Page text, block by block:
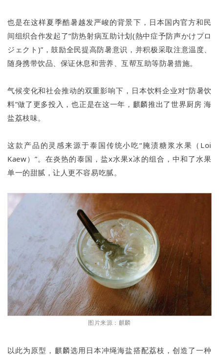
也是在这样夏季酷暑越发严峻的背景下，日本国内官方和民
间组织合作发起了“防热射病互助计划(熱中症予防声かけプロ
ジェクト)”，鼓励全民提高防暑意识，并积极采取注意温度、
随身携带饮品、保证休息和营养、互帮互助等防暑措施。
气候变化和社会推动的双重影响下，日本饮料企业对“防暑饮
料”做了更多投入，也正是在这一年，麒麟推出了世界厨房 海
盐荔枝味。
这款产品的灵感来源于泰国传统小吃“腌渍糖浆水果（Loi
Kaew）”。在炎热的泰国，盐x水果x冰的组合，中和了水果
单一的甜腻，让人更不容易吃腻。
图片来源：麒麟
以此为原型，麒麟选用日本冲绳海盐搭配荔枝，创造了一种